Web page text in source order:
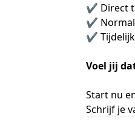
✔️ Direct
✔️
✔️ Tijdelijk
Voel jij
Start nu
Schrijf je